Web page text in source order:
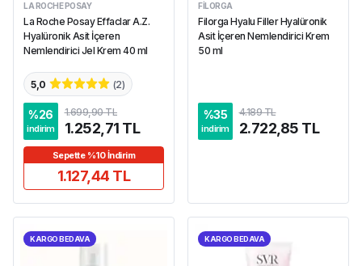
LA ROCHE POSAY
La Roche Posay Effaclar A.Z.
Hyalüronik Asit İçeren
Nemlendirici Jel Krem 40 ml
5,0 (2)
%26
indirim
1.699,90 TL
1.252,71 TL
Sepette %10 İndirim
1.127,44 TL
FILORGA
Filorga Hyalu Filler Hyalüronik
Asit İçeren Nemlendirici Krem
50 ml
%35
indirim
4.189 TL
2.722,85 TL
KARGO BEDAVA KARGO BEDAVA